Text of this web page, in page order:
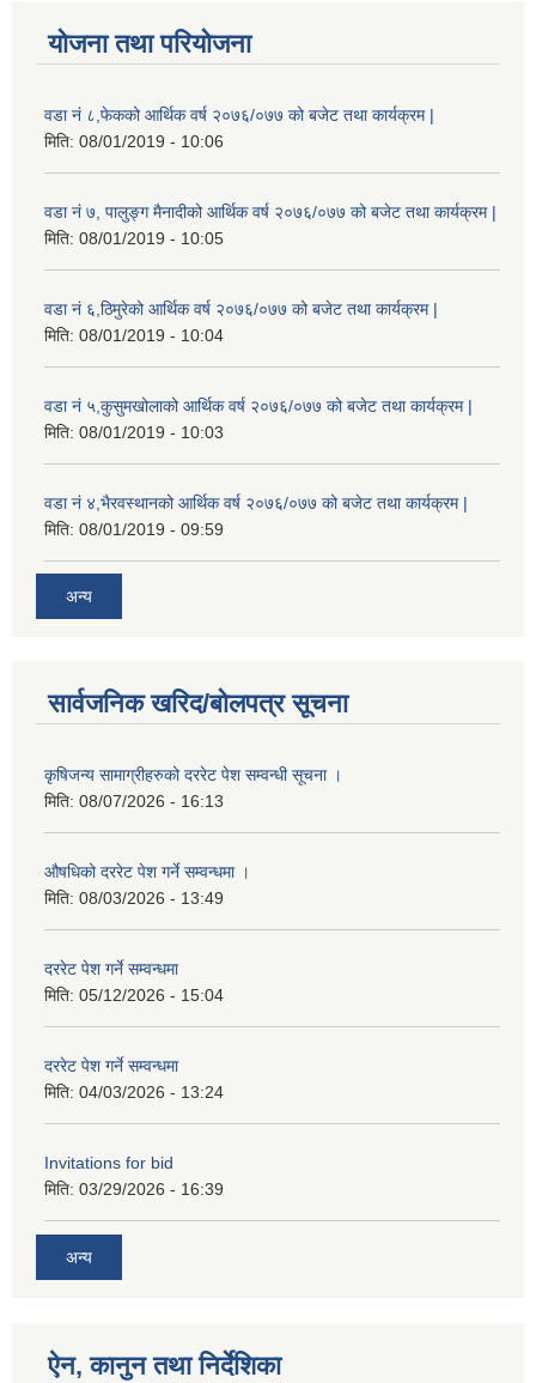
योजना तथा परियोजना
वडा नं ८,फेकको आर्थिक वर्ष २०७६/०७७ को बजेट तथा कार्यक्रम |
मिति: 08/01/2019 - 10:06
वडा नं ७, पालुङ्ग मैनादीको आर्थिक वर्ष २०७६/०७७ को बजेट तथा कार्यक्रम |
मिति: 08/01/2019 - 10:05
वडा नं ६,ठिमुरेको आर्थिक वर्ष २०७६/०७७ को बजेट तथा कार्यक्रम |
मिति: 08/01/2019 - 10:04
वडा नं ५,कुसुमखोलाको आर्थिक वर्ष २०७६/०७७ को बजेट तथा कार्यक्रम |
मिति: 08/01/2019 - 10:03
वडा नं ४,भैरवस्थानको आर्थिक वर्ष २०७६/०७७ को बजेट तथा कार्यक्रम |
मिति: 08/01/2019 - 09:59
अन्य
सार्वजनिक खरिद/बोलपत्र सूचना
कृषिजन्य सामाग्रीहरुको दररेट पेश सम्वन्धी सूचना ।
मिति: 08/07/2026 - 16:13
औषधिको दररेट पेश गर्ने सम्वन्धमा ।
मिति: 08/03/2026 - 13:49
दररेट पेश गर्ने सम्वन्धमा
मिति: 05/12/2026 - 15:04
दररेट पेश गर्ने सम्वन्धमा
मिति: 04/03/2026 - 13:24
Invitations for bid
मिति: 03/29/2026 - 16:39
अन्य
ऐन, कानुन तथा निर्देशिका